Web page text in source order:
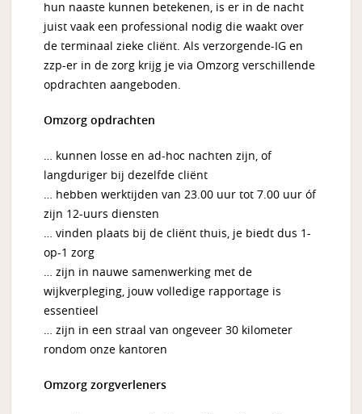
hun naaste kunnen betekenen, is er in de nacht
juist vaak een professional nodig die waakt over
de terminaal zieke cliënt. Als verzorgende-IG en
zzp-er in de zorg krijg je via Omzorg verschillende
opdrachten aangeboden.
Omzorg opdrachten
… kunnen losse en ad-hoc nachten zijn, of
langduriger bij dezelfde cliënt
… hebben werktijden van 23.00 uur tot 7.00 uur óf
zijn 12-uurs diensten
… vinden plaats bij de cliënt thuis, je biedt dus 1-
op-1 zorg
… zijn in nauwe samenwerking met de
wijkverpleging, jouw volledige rapportage is
essentieel
… zijn in een straal van ongeveer 30 kilometer
rondom onze kantoren
Omzorg zorgverleners